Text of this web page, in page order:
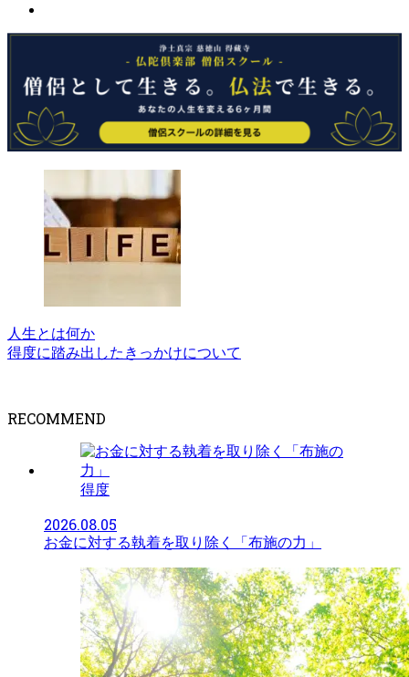
人生とは何か
得度に踏み出したきっかけについて
RECOMMEND
得度
2026.08.05
お金に対する執着を取り除く「布施の力」